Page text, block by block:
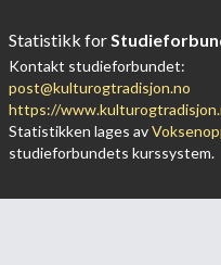
Statistikk for
Kontakt studieforbundet:
post@kulturogtradisjon.no
https://
Statistikken lages av
studieforbundets kurssystem.